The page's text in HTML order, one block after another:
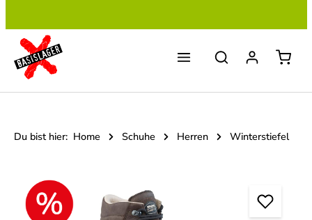
Du bist hier: Home Schuhe Herren Winterstiefel